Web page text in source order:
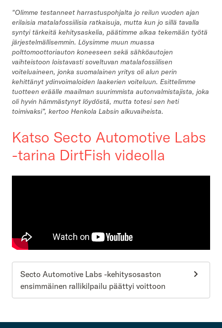
"Olimme testanneet harrastuspohjalta jo reilun vuoden ajan
erilaisia matalafossiilisia ratkaisuja, mutta kun jo sillä tavalla
syntyi tärkeitä kehitysaskelia, päätimme alkaa tekemään työtä
järjestelmällisemmin. Löysimme muun muassa
polttomoottoriauton koneeseen sekä sähköautojen
vaihteistoon loistavasti soveltuvan matalafossiilisen
voiteluaineen, jonka suomalainen yritys oli alun perin
kehittänyt ydinvoimaloiden laakerien voiteluun. Esittelimme
tuotteen eräälle maailman suurimmista autonvalmistajista, joka
oli hyvin hämmästynyt löydöstä, mutta totesi sen heti
toimivaksi”, kertoo Henkola Labsin alkuvaiheista.
Katso Secto Automotive Labs
-tarina DirtFish videolla
Secto Automotive Labs -kehitysosaston
ensimmäinen rallikilpailu päättyi voittoon